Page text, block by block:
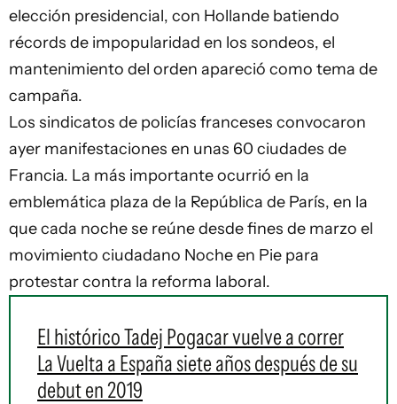
elección presidencial, con Hollande batiendo
récords de impopularidad en los sondeos, el
mantenimiento del orden apareció como tema de
campaña.
Los sindicatos de policías franceses convocaron
ayer manifestaciones en unas 60 ciudades de
Francia. La más importante ocurrió en la
emblemática plaza de la República de París, en la
que cada noche se reúne desde fines de marzo el
movimiento ciudadano Noche en Pie para
protestar contra la reforma laboral.
El histórico Tadej Pogacar vuelve a correr
La Vuelta a España siete años después de su
debut en 2019